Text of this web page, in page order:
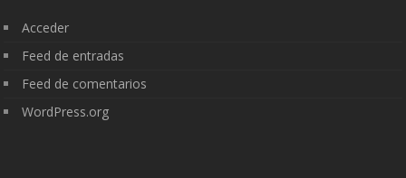
Acceder
Feed de entradas
Feed de comentarios
WordPress.org